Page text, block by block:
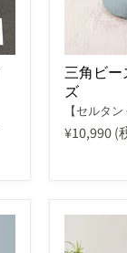
三角ビー
ズ
【セルタン
¥10,990(